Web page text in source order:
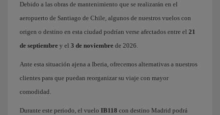
Debido a las obras de mantenimiento que se realizarán en el
aeropuerto de Santiago de Chile, algunos de nuestros vuelos con
origen o destino en esta ciudad podrían verse afectados entre el 21
de septiembre y el 3 de noviembre de 2026.
Ante esta situación ajena a Iberia, ofrecemos alternativas a nuestros
clientes para que puedan reorganizar su viaje con mayor
comodidad.
Durante este periodo, el vuelo IB118 con destino Madrid podrá